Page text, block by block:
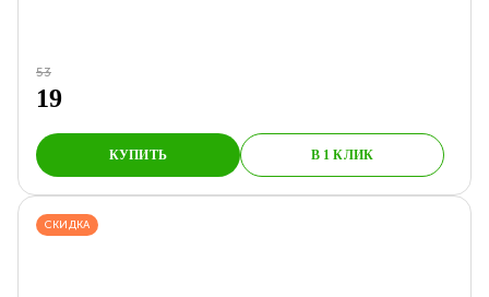
53
19
КУПИТЬ В 1 КЛИК
СКИДКА